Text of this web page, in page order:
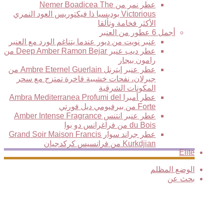
عطر نمر من Nemer Boadicea The
Victorious بوديسيا ذا فيكتوريس العود النمري
الأكثر فخامة وتألقا
أجمل 6 عطور من العنبر
عنبر نويت من ديور عندما يتناغم الورد مع العنبر
عطر ديب عنبر Deep Amber Ramon Bejar من
رامون بيجار
عطر عنبر إيترنل Ambre Eternel Guerlain من
جيرلان، نفحات خشبية فاخرة تمتزج مع سحر
المكونات الشرقية
عطر أمبرا Ambra Mediterranea Profumi del
Forte من بيرفيومي ديل فورتي
عطر عنبر انتنس Amber Intense Fragrance
du Bois من فراغرانس دو بوا
عطر جراند سوار Grand Soir Maison Francis
Kurkdjian من فرانسيس كركدجيان
Elite
الوضع المظلم
بحث عن